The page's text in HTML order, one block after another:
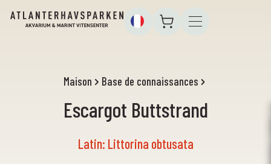
Maison Base de connaissances
Escargot Buttstrand
Latin: Littorina obtusata